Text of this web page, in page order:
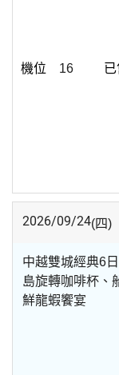
16
2026/09/24(四)
中越雙城經典6
島旋轉咖啡杯、
鮮龍蝦饗宴